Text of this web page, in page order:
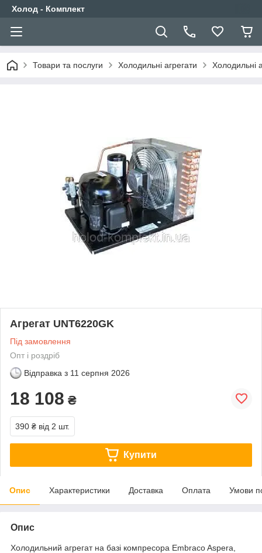
Холод - Комплект
Товари та послуги Холодильні агрегати Холодильні
Агрегат UNT6220GK
Під замовлення
Опт і роздріб
Відправка з 11 серпня 2026
18 108 ₴
390 ₴ від 2 шт.
Купити
Опис Характеристики Доставка Оплата Умови
Опис
Холодильний агрегат на базі компресора Embraco Aspera,